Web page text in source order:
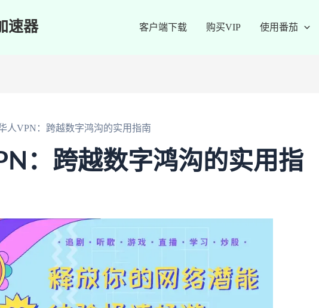
速器 客户端下载 购买VIP 使用番茄
人VPN：跨越数字鸿沟的实用指南
：跨越数字鸿沟的实用指